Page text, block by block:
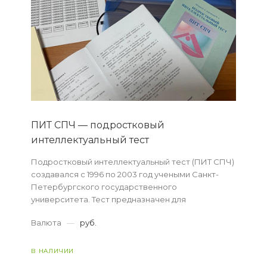
ПИТ СПЧ — подростковый
интеллектуальный тест
Подростковый интеллектуальный тест (ПИТ СПЧ)
создавался с 1996 по 2003 год учеными Санкт-
Петербургского государственного
университета. Тест предназначен для
интеллектуальных функций детей и...
Валюта — руб.
В НАЛИЧИИ